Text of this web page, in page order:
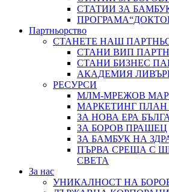
СТАТИИ ЗА
Партньорство
СТАНЕТЕ НАШ
СТАНИ ВИП
СТАНИ БИЗНЕС
АКАДЕМИЯ
РЕСУРСИ
МЛМ-МРЕЖОВ
МАРКЕТИНГ ПЛАН
ЗА НОВА ЕРА
ЗА БОРОВ ПРАШЕЦ
ЗА БАМБУК НА
ПЪРВА СРЕЩА С
СВЕТА
За нас
УНИКАЛНОСТ НА